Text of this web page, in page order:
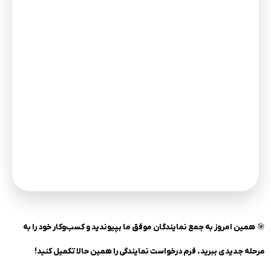
🎯 همین امروز به جمع نمایندگان موفق ما بپیوندید و کسب‌وکار خود را به
مرحله جدیدی ببرید. فرم درخواست نمایندگی را همین حالا تکمیل کنید!